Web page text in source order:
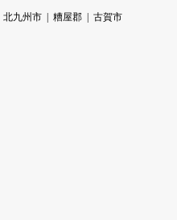
北九州市 糟屋郡
古賀市